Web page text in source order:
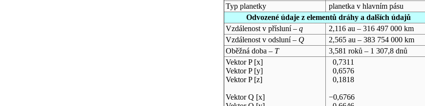
Typ planetky
planetka v hlavním pásu
Odvozené údaje z elementů dráhy a dalších údajů
Vzdálenost v přísluní – q
2,116 au – 316 497 000 km
Vzdálenost v odsluní – Q
2,565 au – 383 754 000 km
Oběžná doba – T
3,581 roků – 1 307,8 dnů
Vektor P [x]
Vektor P [y]
Vektor P [z]
Vektor Q [x]
0,7311
0,6576
0,1818
−0,6766